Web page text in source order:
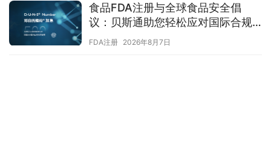
食品FDA注册与全球食品安全倡
议：贝斯通助您轻松应对国际合规
挑战
FDA注册 2026年8月7日